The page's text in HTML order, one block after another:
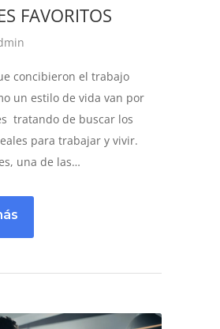
FAVORITOS
concibieron el trabajo
un estilo de vida van por
tratando de buscar los
para trabajar y vivir.
una de las…